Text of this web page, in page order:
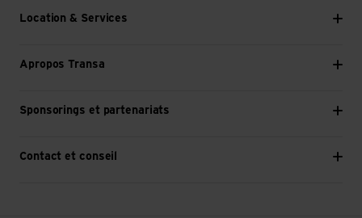
Location & Services
Apropos Transa
Sponsorings et partenariats
Contact et conseil